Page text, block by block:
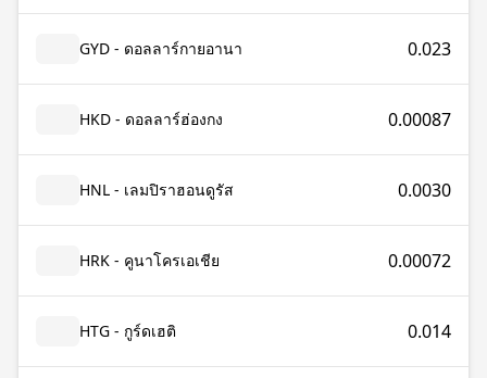
GYD - ดอลลาร์กายอานา 0.023
HKD - ดอลลาร์ฮ่องกง 0.00087
HNL - เลมปิราฮอนดูรัส 0.0030
HRK - คูนาโครเอเชีย 0.00072
HTG - กูร์ดเฮติ 0.014